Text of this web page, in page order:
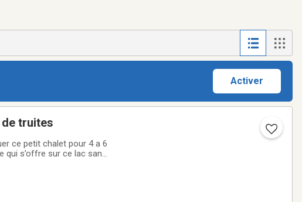
Activer
truites
ce petit chalet pour 4 a 6
qui s’offre sur ce lac sans